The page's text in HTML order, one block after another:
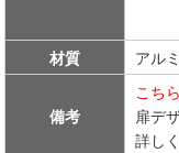
材質 アル
備考
こち
扉デ
詳し